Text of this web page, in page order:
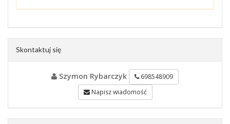
Skontaktuj się
Szymon Rybarczyk
698548909
Napisz wiadomość